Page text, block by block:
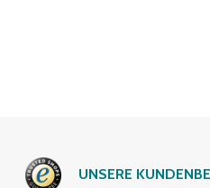
UNSERE